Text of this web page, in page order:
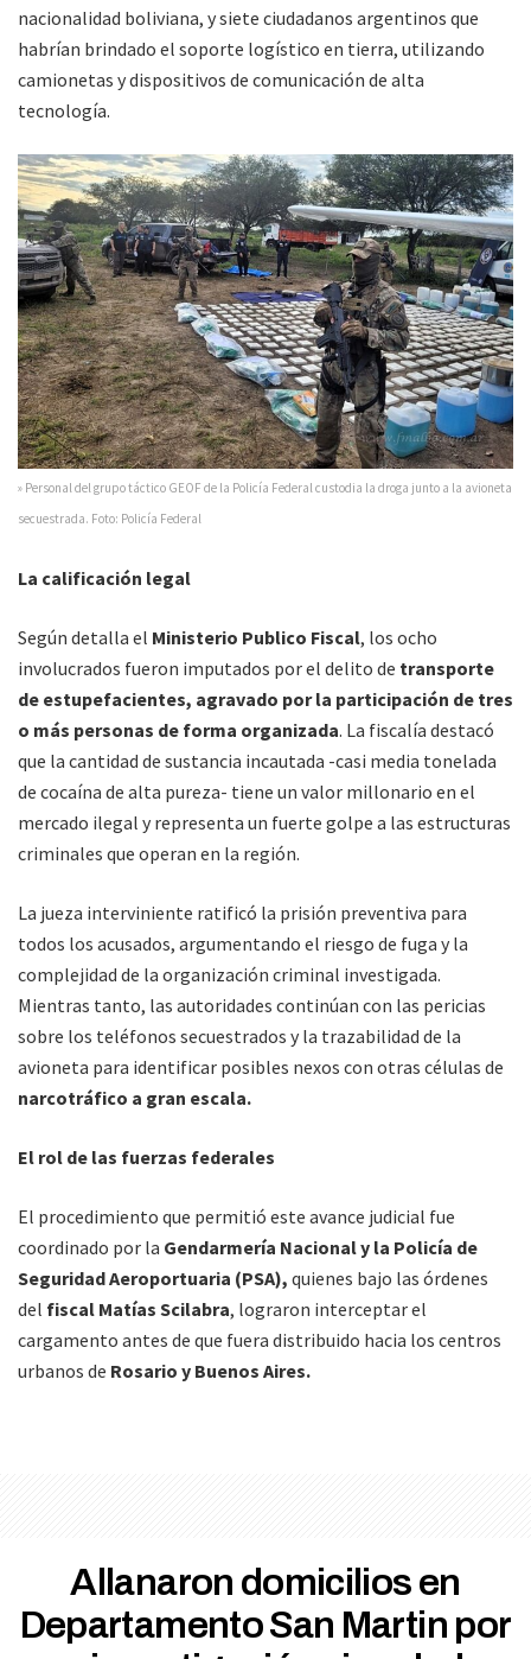
nacionalidad boliviana, y siete ciudadanos argentinos que
habrían brindado el soporte logístico en tierra, utilizando
camionetas y dispositivos de comunicación de alta
tecnología.
» Personal del grupo táctico GEOF de la Policía Federal custodia la droga junto a la avioneta
secuestrada. Foto: Policía Federal
La calificación legal
Según detalla el Ministerio Publico Fiscal, los ocho
involucrados fueron imputados por el delito de transporte
de estupefacientes, agravado por la participación de tres
o más personas de forma organizada. La fiscalía destacó
que la cantidad de sustancia incautada -casi media tonelada
de cocaína de alta pureza- tiene un valor millonario en el
mercado ilegal y representa un fuerte golpe a las estructuras
criminales que operan en la región.
La jueza interviniente ratificó la prisión preventiva para
todos los acusados, argumentando el riesgo de fuga y la
complejidad de la organización criminal investigada.
Mientras tanto, las autoridades continúan con las pericias
sobre los teléfonos secuestrados y la trazabilidad de la
avioneta para identificar posibles nexos con otras células de
narcotráfico a gran escala.
El rol de las fuerzas federales
El procedimiento que permitió este avance judicial fue
coordinado por la Gendarmería Nacional y la Policía de
Seguridad Aeroportuaria (PSA), quienes bajo las órdenes
del fiscal Matías Scilabra, lograron interceptar el
cargamento antes de que fuera distribuido hacia los centros
urbanos de Rosario y Buenos Aires.
Allanaron domicilios en
Departamento San Martin por